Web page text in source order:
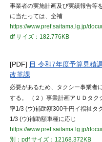
事業者の実施計画及び実績報告等
に当たっては、全補
https://www.pref.saitama.lg.jp/
dfサイズ：182.776KB
[PDF] 目 令和7年度予算見積
改革課
必要があるため、タクシー事業者
する。 （２）事業計画アＵＤタク
率1/3 (ウ)補助額300千円イ福祉タ
1/3 (ウ)補助額車種に応じ
https://www.pref.saitama.lg.jp/
別：pdfサイズ：12168.372KB